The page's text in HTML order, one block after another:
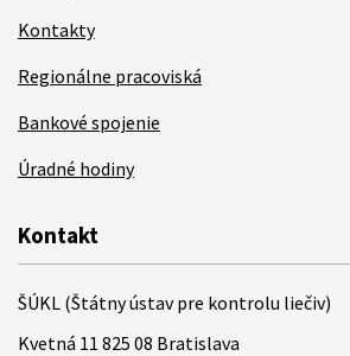
Kontakty
Regionálne pracoviská
Bankové spojenie
Úradné hodiny
Kontakt
ŠÚKL (Štátny ústav pre kontrolu liečiv)
Kvetná 11 825 08 Bratislava